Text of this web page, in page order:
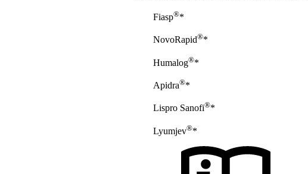
Fiasp®*
NovoRapid®*
Humalog®*
Apidra®*
Lispro Sanofi®*
Lyumjev®*